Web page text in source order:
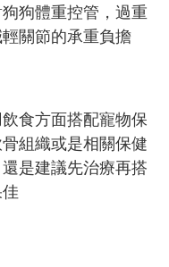
狗體重控管，過重
關節的承重負擔
食方面搭配寵物保
組織或是相關保健
是建議先治療再搭